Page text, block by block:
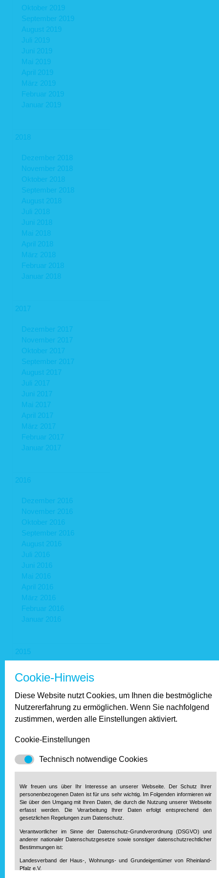
Oktober 2019
September 2019
August 2019
Juli 2019
Juni 2019
Mai 2019
April 2019
März 2019
Februar 2019
Januar 2019
2018
Dezember 2018
November 2018
Oktober 2018
September 2018
August 2018
Juli 2018
Juni 2018
Mai 2018
April 2018
März 2018
Februar 2018
Januar 2018
2017
Dezember 2017
November 2017
Oktober 2017
September 2017
August 2017
Juli 2017
Juni 2017
Mai 2017
April 2017
März 2017
Februar 2017
Januar 2017
2016
Dezember 2016
November 2016
Oktober 2016
September 2016
August 2016
Juli 2016
Juni 2016
Mai 2016
April 2016
März 2016
Februar 2016
Januar 2016
2015
Dezember 2015
November 2015
Oktober 2015
September 2015
August 2015
Juni 2015
April 2015
Januar 2015
2014
September 2014
Juni 2014
Cookie-Hinweis
Diese Website nutzt Cookies, um Ihnen die bestmögliche
Nutzererfahrung zu ermöglichen. Wenn Sie nachfolgend
zustimmen, werden alle Einstellungen aktiviert.
Cookie-Einstellungen
Technisch notwendige Cookies
Wir freuen uns über Ihr Interesse an unserer Webseite. Der Schutz Ihrer
personenbezogenen Daten ist für uns sehr wichtig. Im Folgenden informieren wir
Sie über den Umgang mit Ihren Daten, die durch die Nutzung unserer Webseite
erfasst werden. Die Verarbeitung Ihrer Daten erfolgt entsprechend den
gesetzlichen Regelungen zum Datenschutz.
Verantwortlicher im Sinne der Datenschutz-Grundverordnung (DSGVO) und
anderer nationaler Datenschutzgesetze sowie sonstiger datenschutzrechtlicher
Bestimmungen ist:
Landesverband der Haus-, Wohnungs- und Grundeigentümer von Rheinland-
Pfalz e.V.